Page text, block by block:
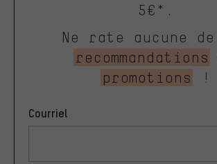
5€*.
Ne rate aucune
recommandations
promotions
!
Courriel